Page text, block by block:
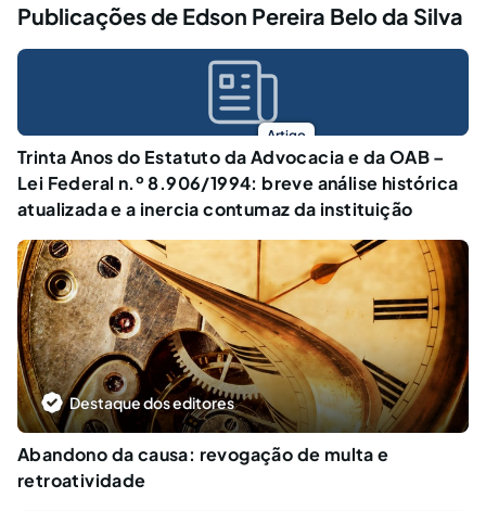
Publicações de Edson Pereira Belo da Silva
Artigo
Trinta Anos do Estatuto da Advocacia e da OAB –
Lei Federal n.º 8.906/1994: breve análise histórica
atualizada e a inercia contumaz da instituição
Destaque dos editores
Abandono da causa: revogação de multa e
retroatividade